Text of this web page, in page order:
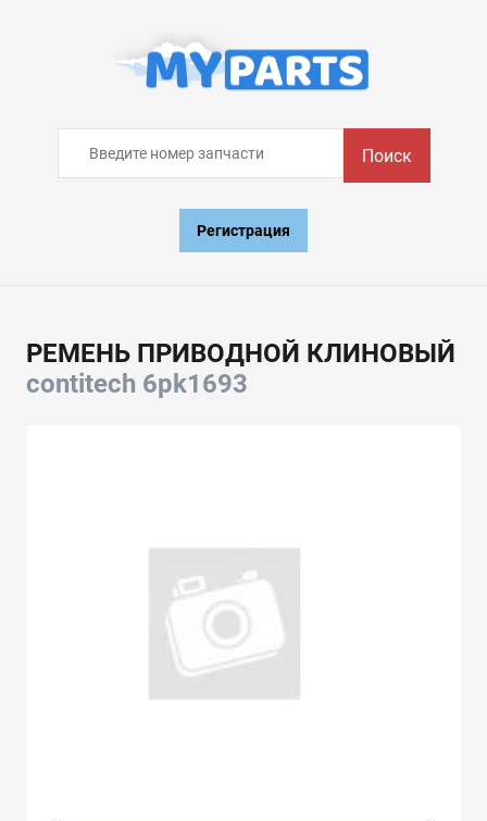
Поиск
Регистрация
РЕМЕНЬ ПРИВОДНОЙ КЛИНОВЫЙ
contitech 6pk1693